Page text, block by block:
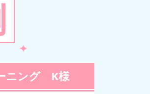
ニング K様